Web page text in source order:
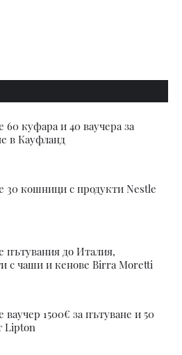
60 куфара и 40 ваучера за
в Кауфланд
30 кошници с продукти Nestle
пътувания до Италия,
с чаши и кенове Birra Moretti
ваучер 1500€ за пътуване и 50
Lipton